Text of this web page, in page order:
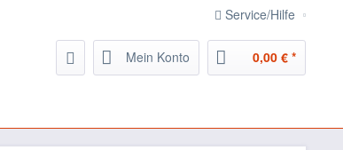
Service/Hilfe
Mein Konto 0,00 € *